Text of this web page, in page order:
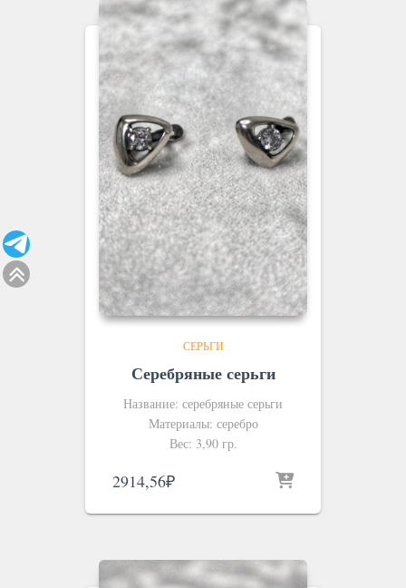
СЕРЬГИ
Серебряные серьги
Название: серебряные серьги
Материалы: серебро
Вес: 3,90 гр.
2914,56₽